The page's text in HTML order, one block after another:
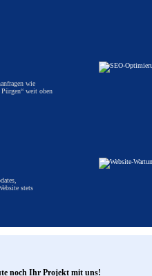
wie
weit oben
stets
noch Ihr Projekt mit uns!